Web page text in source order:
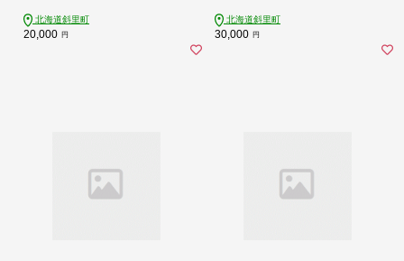
北海道斜里町
20,000 円
北海道斜里町
30,000 円